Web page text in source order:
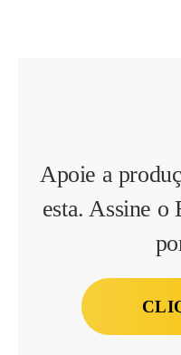
Apoie a
esta. Assine o